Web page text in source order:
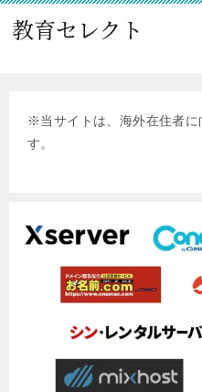
※当サイトは、海外在住者
す。